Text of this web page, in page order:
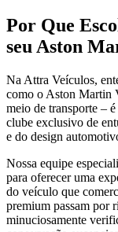
Por Que
seu Aston
Na Attra Veículos,
como o Aston Martin
meio de transporte –
clube exclusivo de
e do design
Nossa equipe
para oferecer uma
do veículo que
premium passam por
minuciosamente